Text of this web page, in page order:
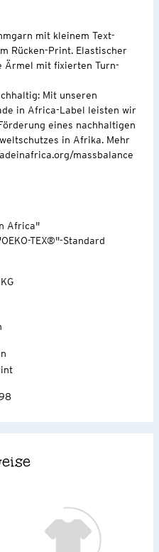
mit kleinem Text-
Rücken-Print. Elastischer
Ärmel mit fixierten Turn-
Mit unseren
in Africa-Label leisten wir
eines nachhaltigen
in Afrika. Mehr
massbalance
Africa"
TEX®"-Standard